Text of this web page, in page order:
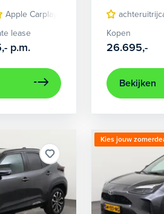
lichtmetalen velgen 17"
Apple Carplay/Android Auto
lease
p.m.
Kopen
26.695,-
Bekijken
Kies jouw